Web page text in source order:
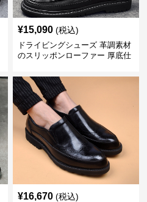
¥15,090 (税込)
ドライビングシューズ 革調素材
のスリッポンローファー 厚底仕
¥16,670 (税込)